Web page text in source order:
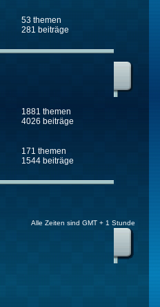
53 themen
281 beiträge
1881 themen
4026 beiträge
171 themen
1544 beiträge
Alle Zeiten sind GMT + 1 Stunde